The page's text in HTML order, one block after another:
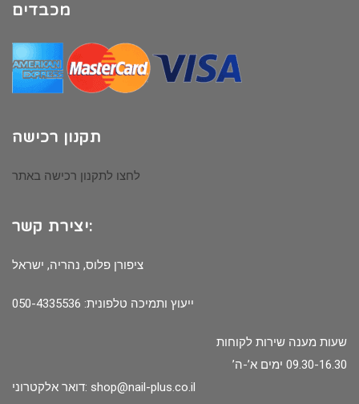
מכבדים
תקנון רכישה
לחצו לתקנון רכישה באתר
יצירת קשר:
ציפורן פלוס, נהריה, ישראל
ייעוץ ותמיכה טלפונית: 050-4335536
שעות מענה שירות לקוחות
09.30-16.30 ימים א’-ה’
דואר אלקטרוני: shop@nail-plus.co.il